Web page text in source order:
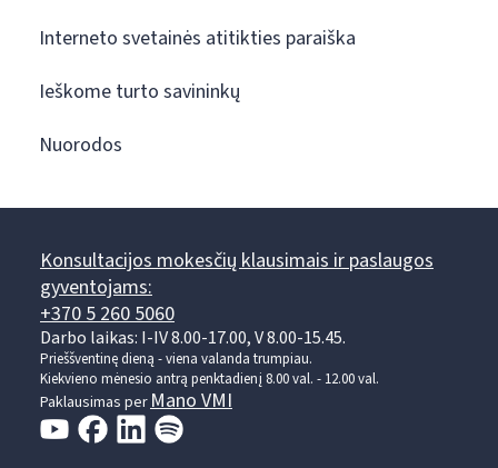
Interneto svetainės atitikties paraiška
Ieškome turto savininkų
Nuorodos
Konsultacijos mokesčių klausimais ir paslaugos
gyventojams:
+370 5 260 5060
Darbo laikas: I-IV 8.00-17.00, V 8.00-15.45.
Prieššventinę dieną - viena valanda trumpiau.
Kiekvieno mėnesio antrą penktadienį 8.00 val. - 12.00 val.
Paklausimas perMano VMI